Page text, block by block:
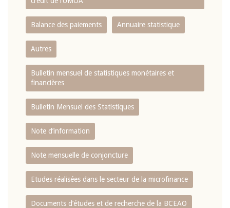
Balance des paiements Annuaire statistique
Autres
Bulletin mensuel de statistiques monétaires et
financières
Bulletin Mensuel des Statistiques
Note d’information
Note mensuelle de conjoncture
Etudes réalisées dans le secteur de la microfinance
Documents d’études et de recherche de la BCEAO